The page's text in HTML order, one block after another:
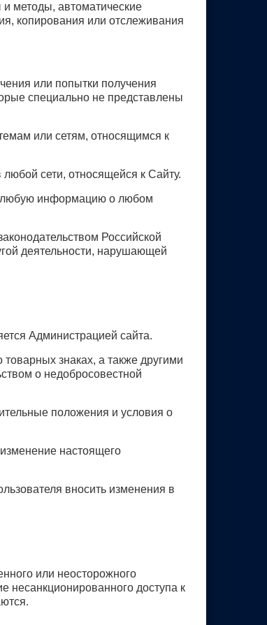
методы, автоматические
копирования или отслеживания
или попытки получения
специально не представлены
или сетям, относящимся к
сети, относящейся к Сайту.
любую информацию о любом
Российской
деятельности, нарушающей
Администрацией сайта.
знаках, а также другими
о недобросовестной
положения и условия о
настоящего
вносить изменения в
или неосторожного
несанкционированного доступа к